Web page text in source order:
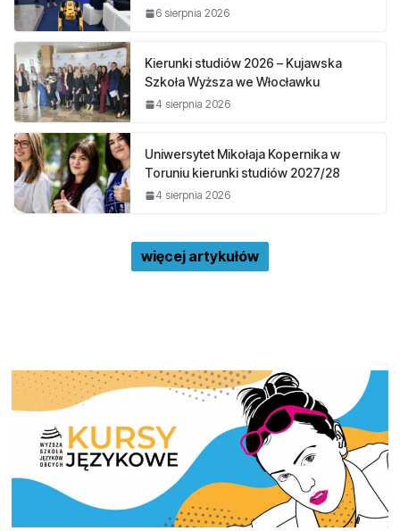
6 sierpnia 2026
Kierunki studiów 2026 – Kujawska
Szkoła Wyższa we Włocławku
4 sierpnia 2026
Uniwersytet Mikołaja Kopernika w
Toruniu kierunki studiów 2027/28
4 sierpnia 2026
więcej artykułów